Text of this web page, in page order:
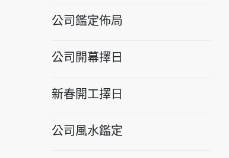
公司鑑定佈局
公司開幕擇日
新春開工擇日
公司風水鑑定